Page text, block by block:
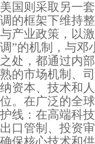
美国则采取另一
调的框架下维持
与产业政策，以
调”的机制，与邓
之处，都通过内
熟的市场机制、
纳资本、技术和
位。在广泛的全
护线：在高端科
出口管制、投资